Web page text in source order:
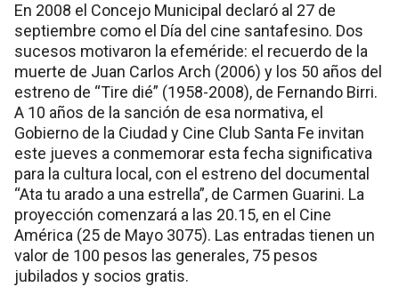
En 2008 el Concejo Municipal declaró al 27 de
septiembre como el Día del cine santafesino. Dos
sucesos motivaron la efeméride: el recuerdo de la
muerte de Juan Carlos Arch (2006) y los 50 años del
estreno de “Tire dié” (1958-2008), de Fernando Birri.
A 10 años de la sanción de esa normativa, el
Gobierno de la Ciudad y Cine Club Santa Fe invitan
este jueves a conmemorar esta fecha significativa
para la cultura local, con el estreno del documental
“Ata tu arado a una estrella”, de Carmen Guarini. La
proyección comenzará a las 20.15, en el Cine
América (25 de Mayo 3075). Las entradas tienen un
valor de 100 pesos las generales, 75 pesos
jubilados y socios gratis.